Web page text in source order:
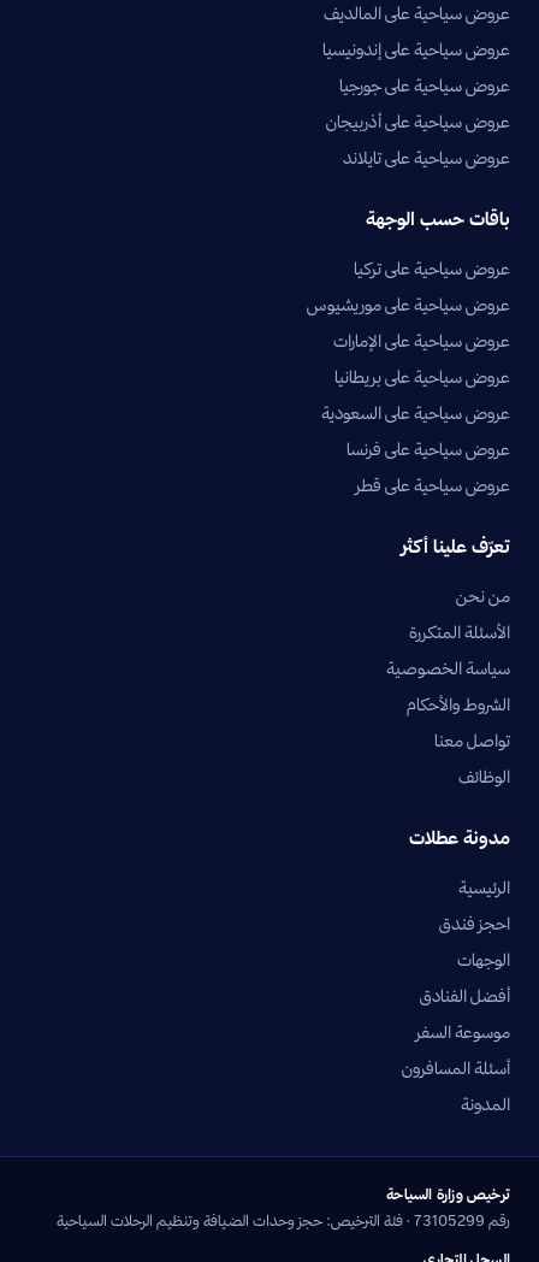
عروض سياحية على المالديف
عروض سياحية على إندونيسيا
عروض سياحية على جورجيا
عروض سياحية على أذربيجان
عروض سياحية على تايلاند
باقات حسب الوجهة
عروض سياحية على تركيا
عروض سياحية على موريشيوس
عروض سياحية على الإمارات
عروض سياحية على بريطانيا
عروض سياحية على السعودية
عروض سياحية على فرنسا
عروض سياحية على قطر
تعرّف علينا أكثر
من نحن
الأسئلة المتكررة
سياسة الخصوصية
الشروط والأحكام
تواصل معنا
الوظائف
مدونة عطلات
الرئيسية
احجز فندق
الوجهات
أفضل الفنادق
موسوعة السفر
أسئلة المسافرون
المدونة
ترخيص وزارة السياحة
رقم 73105299 · فئة الترخيص: حجز وحدات الضيافة وتنظيم الرحلات السياحية
السجل التجاري